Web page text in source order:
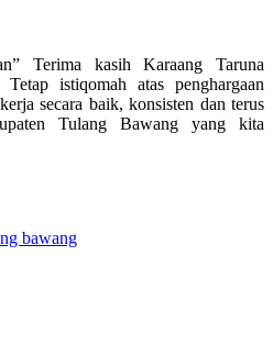
Terima kasih Karaang Taruna
istiqomah atas penghargaan
secara baik, konsisten dan terus
Tulang Bawang yang kita
bawang